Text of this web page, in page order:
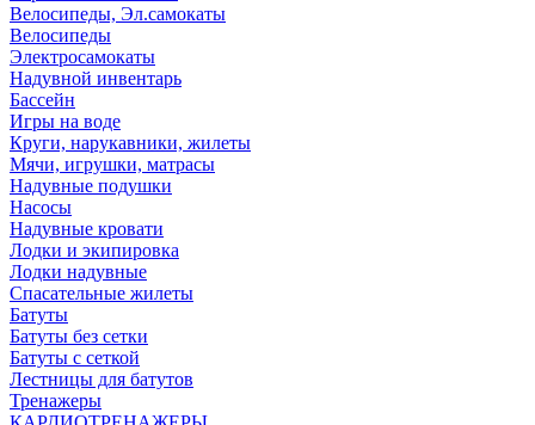
Велосипеды, Эл.самокаты
Велосипеды
Электросамокаты
Надувной инвентарь
Бассейн
Игры на воде
Круги, нарукавники, жилеты
Мячи, игрушки, матрасы
Надувные подушки
Насосы
Надувные кровати
Лодки и экипировка
Лодки надувные
Спасательные жилеты
Батуты
Батуты без сетки
Батуты с сеткой
Лестницы для батутов
Тренажеры